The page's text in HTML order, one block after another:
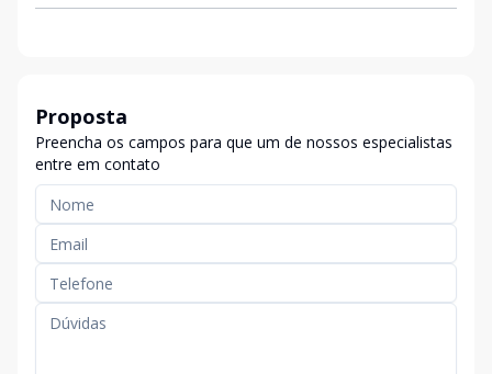
Proposta
Preencha os campos para que um de nossos especialistas
entre em contato